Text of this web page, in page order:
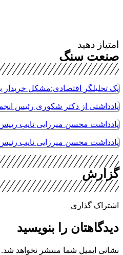
امتیاز دهید
صنعت سنگ
یک تحلیلگر اقتصادی:مشکل خریدار
یادداشتی از دکتر شکوری رئیس
یادداشت محسن میرزایی نایب
یادداشت محسن میرزایی نایب
گزارش
اشتراک گذاری
دیدگاهتان را بنویسید
نشانی ایمیل شما منتشر نخواهد شد.